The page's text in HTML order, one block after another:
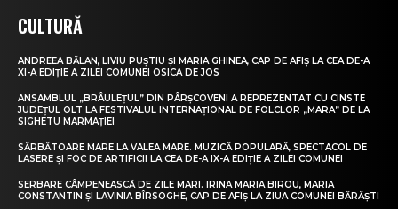
CULTURĂ
ANDREEA BĂLAN, LIVIU PUȘTIU ȘI MARIA GHINEA, CAP DE AFIȘ LA CEA DE-A
XI-A EDIȚIE A ZILEI COMUNEI OSICA DE JOS
ANSAMBLUL „BRÂULEȚUL” DIN PÂRȘCOVENI A REPREZENTAT CU CINSTE
JUDEȚUL OLT LA FESTIVALUL INTERNAȚIONAL DE FOLCLOR „MARA” DE LA
SIGHETU MARMAȚIEI
SĂRBĂTOARE MARE LA VALEA MARE. MUZICĂ POPULARĂ, SPECTACOL DE
LASERE ȘI FOC DE ARTIFICII LA CEA DE-A IX-A EDIȚIE A ZILEI COMUNEI
SERBARE CÂMPENEASCĂ DE ZILE MARI. IRINA MARIA BIROU, MARIA
CONSTANTIN ȘI LAVINIA BÎRSOGHE, CAP DE AFIȘ LA ZIUA COMUNEI BĂRĂȘTI